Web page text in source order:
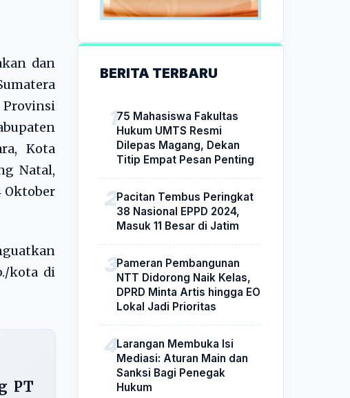
dan
Kota
Natal,
Oktober
kota di
PT
BERITA TERBARU
75 Mahasiswa Fakultas
Hukum UMTS Resmi
Dilepas Magang, Dekan
Titip Empat Pesan Penting
Pacitan Tembus Peringkat
38 Nasional EPPD 2024,
Masuk 11 Besar di Jatim
Pameran Pembangunan
NTT Didorong Naik Kelas,
DPRD Minta Artis hingga EO
Lokal Jadi Prioritas
Larangan Membuka Isi
Mediasi: Aturan Main dan
Sanksi Bagi Penegak
Hukum